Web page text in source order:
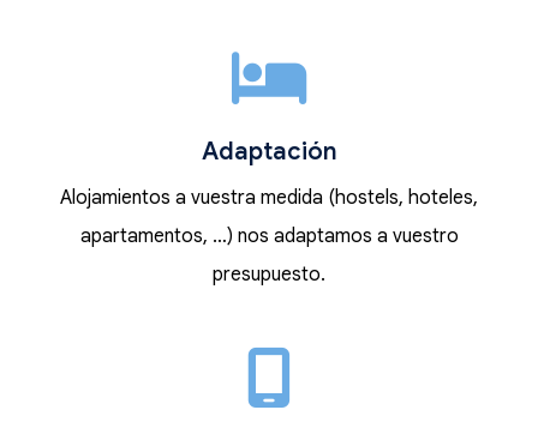
Adaptación
Alojamientos a vuestra medida (hostels, hoteles,
apartamentos, …) nos adaptamos a vuestro
presupuesto.